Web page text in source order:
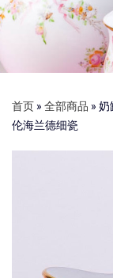
首页 » 全部商品 » 奶
伦海兰德细瓷